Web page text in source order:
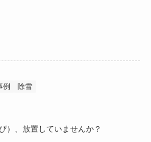
例 除雪
）、放置していませんか？